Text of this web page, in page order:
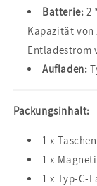
Batterie: 2
Kapazität von
Entladestrom
Aufladen:
Packungsinhalt:
1 x
1 x
1 x Typ-C-